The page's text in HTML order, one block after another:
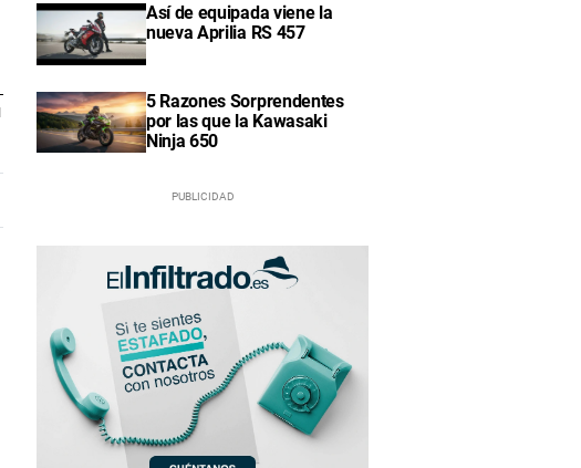
Así de equipada viene la
nueva Aprilia RS 457
5 Razones Sorprendentes
por las que la Kawasaki
Ninja 650